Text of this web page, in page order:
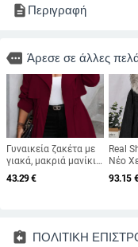
description Περιγραφή
more Άρεσε σε άλλες
Γυναικεία ζακέτα με
γιακά, μακριά μανίκια,
κορδόνι στη μέση,
πολυεστέρα-ελαστάν
43.29€
Real
Νέο
Γιακά
για
93.15
assignment_return ΠΟΛΙΤΙΚΗ